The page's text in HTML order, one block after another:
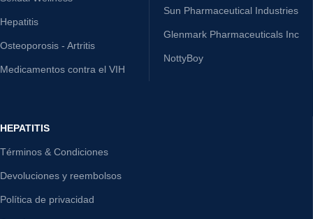
Hepatitis
Osteoporosis - Artritis
Medicamentos contra el VIH
Sun Pharmaceutical Industries
Glenmark Pharmaceuticals Inc
NottyBoy
HEPATITIS
Términos & Condiciones
Devoluciones y reembolsos
Política de privacidad